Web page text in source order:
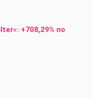
+708,29% по